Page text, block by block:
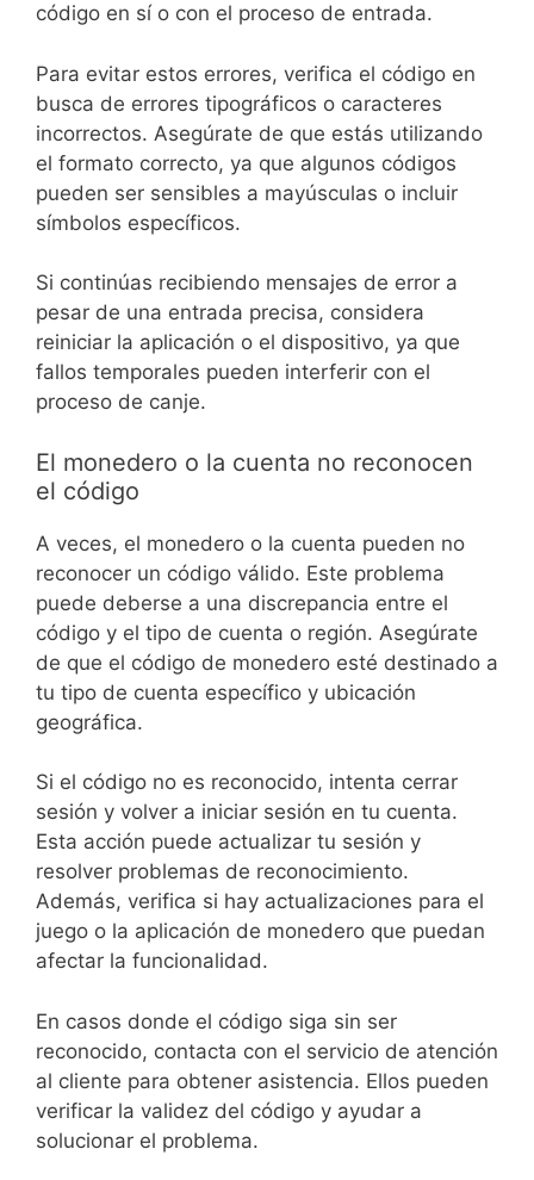
código en sí o con el proceso de entrada.
Para evitar estos errores, verifica el código en
busca de errores tipográficos o caracteres
incorrectos. Asegúrate de que estás utilizando
el formato correcto, ya que algunos códigos
pueden ser sensibles a mayúsculas o incluir
símbolos específicos.
Si continúas recibiendo mensajes de error a
pesar de una entrada precisa, considera
reiniciar la aplicación o el dispositivo, ya que
fallos temporales pueden interferir con el
proceso de canje.
El monedero o la cuenta no reconocen
el código
A veces, el monedero o la cuenta pueden no
reconocer un código válido. Este problema
puede deberse a una discrepancia entre el
código y el tipo de cuenta o región. Asegúrate
de que el código de monedero esté destinado a
tu tipo de cuenta específico y ubicación
geográfica.
Si el código no es reconocido, intenta cerrar
sesión y volver a iniciar sesión en tu cuenta.
Esta acción puede actualizar tu sesión y
resolver problemas de reconocimiento.
Además, verifica si hay actualizaciones para el
juego o la aplicación de monedero que puedan
afectar la funcionalidad.
En casos donde el código siga sin ser
reconocido, contacta con el servicio de atención
al cliente para obtener asistencia. Ellos pueden
verificar la validez del código y ayudar a
solucionar el problema.